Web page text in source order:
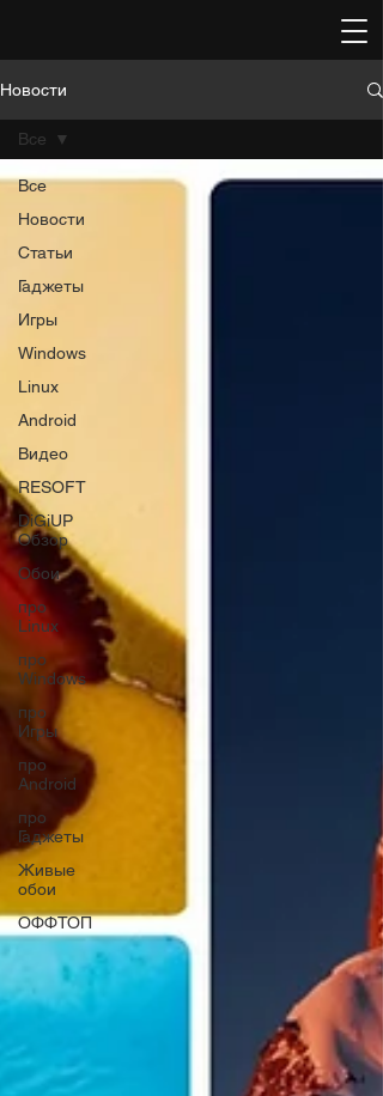
Новости
Все
Новости
Статьи
Гаджеты
Игры
Windows
Linux
Android
Видео
RESOFT
DiGiUP
Обзор
Обои
про
Linux
про
Windows
про
Игры
про
Android
про
Гаджеты
Живые
обои
ОФФТОП
Все